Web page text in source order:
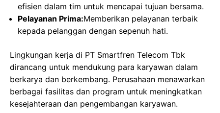
efisien dalam tim untuk mencapai tujuan bersama.
Pelayanan Prima:Memberikan pelayanan terbaik
kepada pelanggan dengan sepenuh hati.
Lingkungan kerja di PT Smartfren Telecom Tbk
dirancang untuk mendukung para karyawan dalam
berkarya dan berkembang. Perusahaan menawarkan
berbagai fasilitas dan program untuk meningkatkan
kesejahteraan dan pengembangan karyawan.